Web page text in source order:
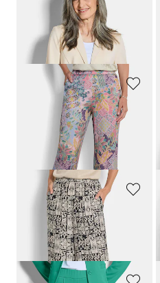
Jersey-Blazer mit Reverskragen
159,00 CHF179,00 CHF
Weite Hose VERA aus Viskose-Satin
159,00 CHF179,00 CHF
GOLDNER
Weite Hose VERA aus Viskose-Satin
159,00 CHF179,00 CHF